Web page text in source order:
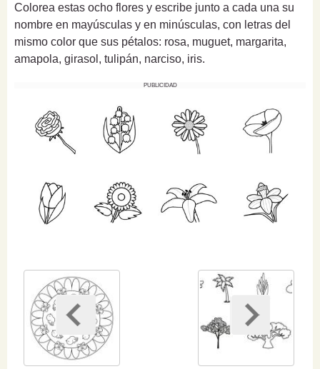
Colorea estas ocho flores y escribe junto a cada una su
nombre en mayúsculas y en minúsculas, con letras del
mismo color que sus pétalos: rosa, muguet, margarita,
amapola, girasol, tulipán, narciso, iris.
PUBLICIDAD